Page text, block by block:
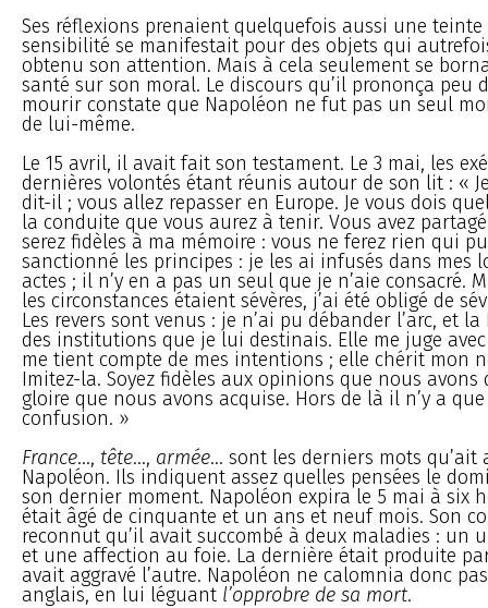
Ses réflexions prenaient quelquefois aussi une
sensibilité se manifestait pour des objets qui
obtenu son attention. Mais à cela seulement se
santé sur son moral. Le discours qu’il prononça peu
mourir constate que Napoléon ne fut pas un seul
de lui-même.
Le 15 avril, il avait fait son testament. Le 3 mai, les
dernières volontés étant réunis autour de son lit : «
dit-il ; vous allez repasser en Europe. Je vous dois
la conduite que vous aurez à tenir. Vous avez
serez fidèles à ma mémoire : vous ne ferez rien qui
sanctionné les principes : je les ai infusés dans mes
actes ; il n’y en a pas un seul que je n’aie consacré.
les circonstances étaient sévères, j’ai été obligé de
Les revers sont venus : je n’ai pu débander l’arc, et
des institutions que je lui destinais. Elle me juge
me tient compte de mes intentions ; elle chérit mon
Imitez-la. Soyez fidèles aux opinions que nous avons
gloire que nous avons acquise. Hors de là il n’y a
confusion. »
France..., tête..., armée... sont les derniers mots qu’ait
Napoléon. Ils indiquent assez quelles pensées le
son dernier moment. Napoléon expira le 5 mai à six
était âgé de cinquante et un ans et neuf mois. Son
reconnut qu’il avait succombé à deux maladies : un
et une affection au foie. La dernière était produite
avait aggravé l’autre. Napoléon ne calomnia donc
anglais, en lui léguant l’opprobre de sa mort.